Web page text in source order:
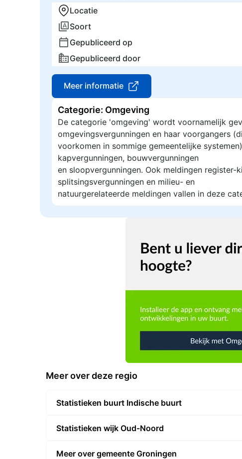
Locatie
Soort
Gepubliceerd op
Gepubliceerd door
Meer informatie
Categorie: Omgeving
De categorie 'omgeving' wordt voornamelijk
omgevingsvergunningen en haar voorgangers
voorkomen in sommige gemeentelijke
kapvergunningen, bouwvergunningen
en sloopvergunningen. Ook meldingen register-
splitsingsvergunningen en milieu- en
natuurgerelateerde meldingen vallen in deze
Meer over deze regio
Statistieken buurt Indische buurt
Statistieken wijk Oud-Noord
Meer over gemeente Groningen